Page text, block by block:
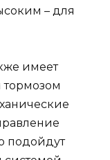
– для
имеет
подойдут